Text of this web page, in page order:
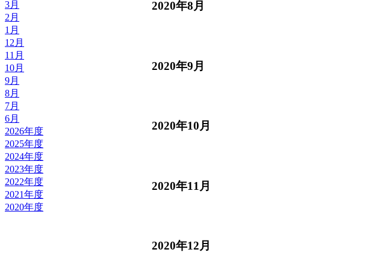
3月
2月
1月
12月
11月
10月
9月
8月
7月
6月
2026年度
2025年度
2024年度
2023年度
2022年度
2021年度
2020年度
2020年8月
2020年9月
2020年10月
2020年11月
2020年12月